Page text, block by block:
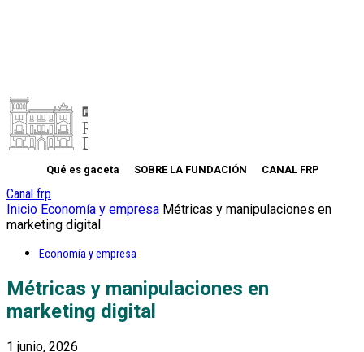
Qué es gaceta SOBRE LA FUNDACIÓN CANAL FRP
Canal frp
Inicio Economía y empresa Métricas y manipulaciones en
marketing digital
Economía y empresa
Métricas y manipulaciones en
marketing digital
1 junio, 2026